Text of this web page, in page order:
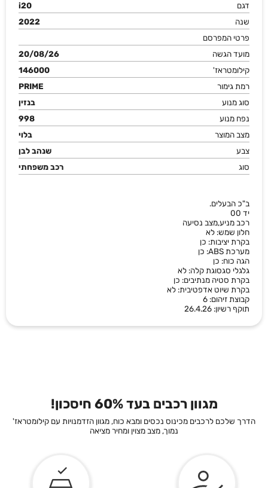
דגם
i20
שנה
2022
פרטי המפרסם
מועד הגשה
20/08/26
קילומטראז'
146000
רמת גימור
PRIME
סוג מנוע
בנזין
נפח מנוע
998
מצב המוצר
בלוי
צבע
שנהב לבן
סוג
רכב משפחתי
ב"כ הבעלים.
יד 00
רכב מניע,מצב נסיעה
חלון שמש: לא
בקרת יציבות: כן
מערכת ABS: כן
הגה כוח: כן
גלגלי סגסוגת קלה: לא
בקרת סטיה מנתיבים: כן
בקרת שיוט אדפטיבית: לא
קבוצת זיהום: 6
תוקף רשיון: 26.4.26
מגוון רכבים בעד 60% חיסכון!
הדרך שלכם לרכבים מכינוס נכסים ומבא כוח, מגוון הזדמנויות עם קילומטראז'
נמוך, מצב מצוין ומחיר מציאה